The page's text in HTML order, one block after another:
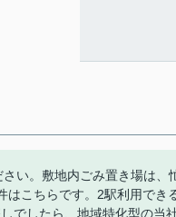
い。敷地内ごみ置き場は
こちらです。2駅利用で
でしたら、地域特化型の当